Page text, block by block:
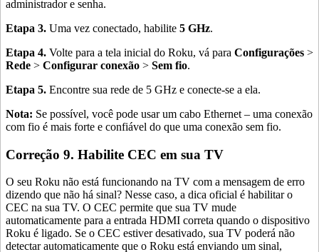
administrador e senha.
Etapa 3. Uma vez conectado, habilite 5 GHz.
Etapa 4. Volte para a tela inicial do Roku, vá para Configurações >
Rede > Configurar conexão > Sem fio.
Etapa 5. Encontre sua rede de 5 GHz e conecte-se a ela.
Nota: Se possível, você pode usar um cabo Ethernet – uma conexão
com fio é mais forte e confiável do que uma conexão sem fio.
Correção 9. Habilite CEC em sua TV
O seu Roku não está funcionando na TV com a mensagem de erro
dizendo que não há sinal? Nesse caso, a dica oficial é habilitar o
CEC na sua TV. O CEC permite que sua TV mude
automaticamente para a entrada HDMI correta quando o dispositivo
Roku é ligado. Se o CEC estiver desativado, sua TV poderá não
detectar automaticamente que o Roku está enviando um sinal,